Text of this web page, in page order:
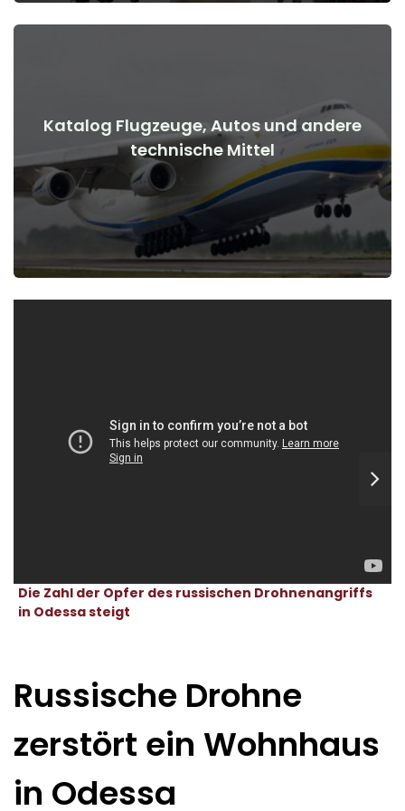
Katalog Flugzeuge, Autos und andere
technische Mittel
Flugzeuge, Autos, technische Mittel vor und nach
Kriegsbeginn
Details anzeigen
Die Zahl der Opfer des russischen Drohnenangriffs
in Odessa steigt
Russische Drohne
zerstört ein Wohnhaus
in Odessa